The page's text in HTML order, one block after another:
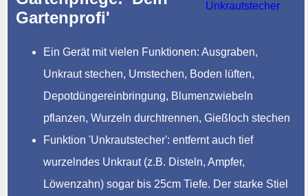
Gartenprofi'
Ein Gerät mit vielen Funktionen: Ausgraben,
Unkraut stechen, Umstechen, Boden lüften,
Depotdüngereinbringung, Blumenzwiebeln
pflanzen, Wurzeln durchtrennen, Gießloch stechen
Funktion 'Unkrautstecher': entfernt auch tief
wurzelndes Unkraut (z.B. Disteln, Ampfer,
Löwenzahn) sogar bis 25cm Tiefe. Der starke Stiel